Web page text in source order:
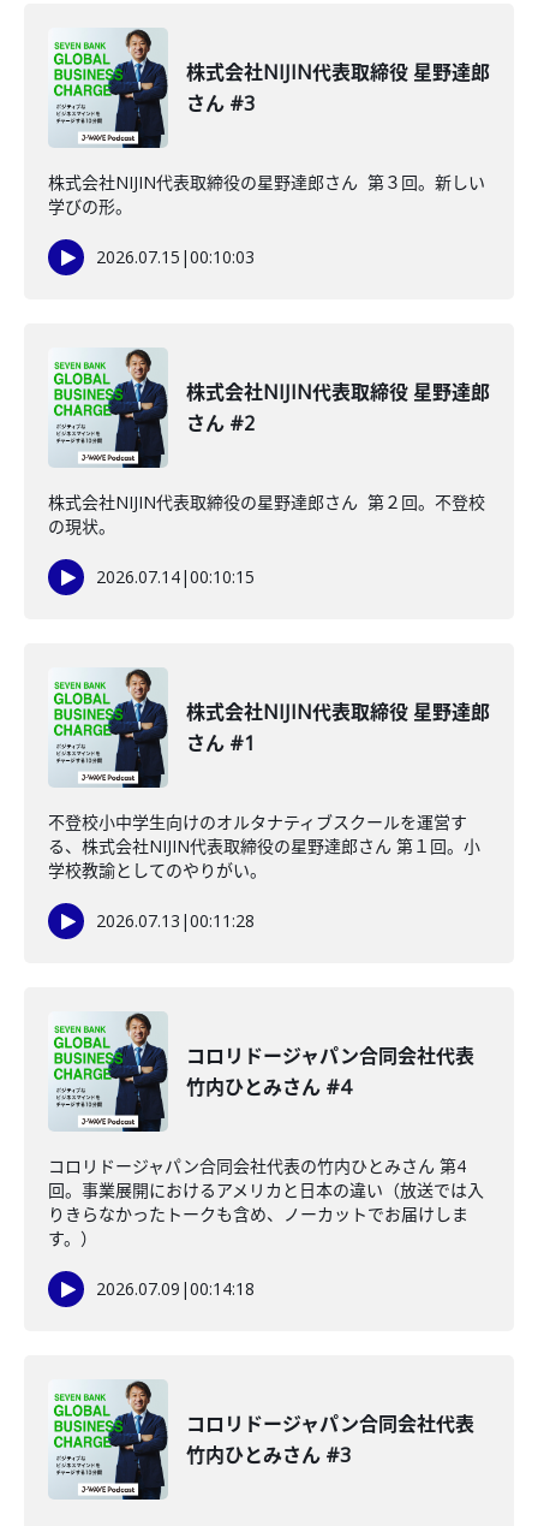
株式会社NIJIN代表取締役 星野達郎
さん #3
株式会社NIJIN代表取締役の星野達郎さん 第３回。新しい
学びの形。
2026.07.15 |00:10:03
株式会社NIJIN代表取締役 星野達郎
さん #2
株式会社NIJIN代表取締役の星野達郎さん 第２回。不登校
の現状。
2026.07.14|00:10:15
株式会社NIJIN代表取締役 星野達郎
さん #1
不登校小中学生向けのオルタナティブスクールを運営す
る、株式会社NIJIN代表取締役の星野達郎さん 第１回。小
学校教諭としてのやりがい。
2026.07.13 |00:11:28
コロリドージャパン合同会社代表
竹内ひとみさん #4
コロリドージャパン合同会社代表の竹内ひとみさん 第4
回。事業展開におけるアメリカと日本の違い（放送では入
りきらなかったトークも含め、ノーカットでお届けしま
す。）
2026.07.09 |00:14:18
コロリドージャパン合同会社代表
竹内ひとみさん #3